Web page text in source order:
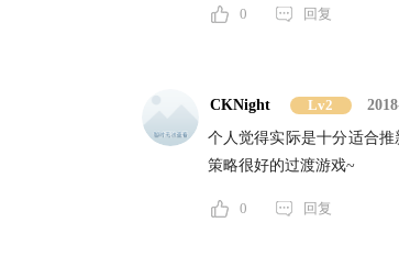
0 回复
CKNight Lv2
个人觉得实际是十分适合
策略很好的过渡游戏~
0 回复